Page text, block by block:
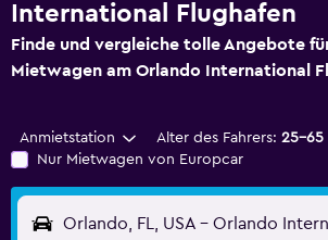
International Flughafen
Finde und vergleiche tolle Angebote
Mietwagen am Orlando International
Anmietstation Alter des Fahrers: 25-65
Nur Mietwagen von Europcar
Orlando, FL, USA - Orlando